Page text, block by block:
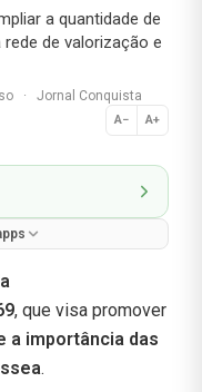
a quantidade de
de valorização e
· Jornal Conquista
A− A+
Normal
, que visa promover
a importância das
.